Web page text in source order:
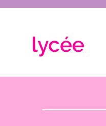
lycée